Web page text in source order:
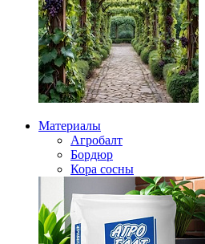
Материалы
Агробалт
Бордюр
Кора сосны